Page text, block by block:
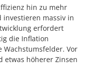
hin zu mehr
massiv in
erfordert
die Inflation
Vor
etwas höherer Zinsen